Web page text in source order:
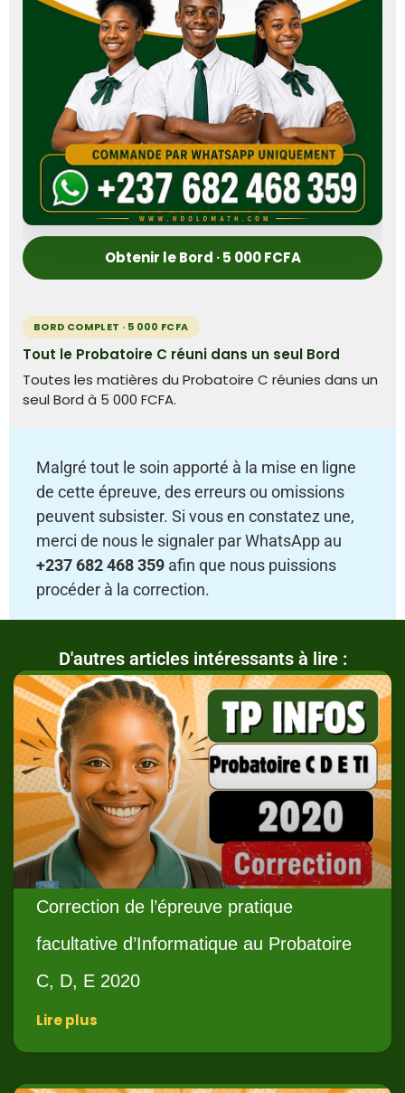
Obtenir le Bord · 5 000 FCFA
BORD COMPLET · 5 000 FCFA
Tout le Probatoire C réuni dans un seul Bord
Toutes les matières du Probatoire C réunies dans un
seul Bord à 5 000 FCFA.
Malgré tout le soin apporté à la mise en ligne
de cette épreuve, des erreurs ou omissions
peuvent subsister. Si vous en constatez une,
merci de nous le signaler par WhatsApp au
+237 682 468 359 afin que nous puissions
procéder à la correction.
D'autres articles intéressants à lire :
Correction de l’épreuve pratique
facultative d’Informatique au Probatoire
C, D, E 2020
Lire plus